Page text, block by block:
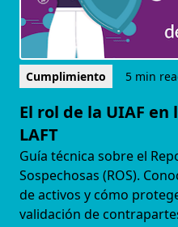
Cumplimiento 5 min
El rol de la UIAF
LAFT
Guía técnica sobre el
Sospechosas (ROS).
de activos y cómo
validación de